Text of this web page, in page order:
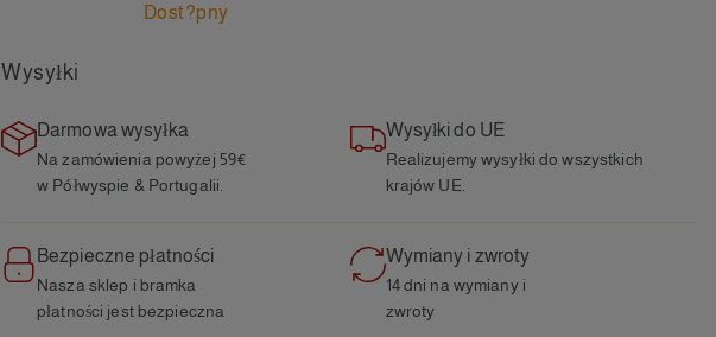
Dost?pny
Wysyłki
Darmowa wysyłka
Na zamówienia powyżej 59€
w Półwyspie & Portugalii.
Wysyłki do UE
Realizujemy wysyłki do wszystkich
krajów UE.
Bezpieczne płatności
Nasza sklep i bramka
płatności jest bezpieczna
Wymiany i zwroty
14 dni na wymiany i
zwroty